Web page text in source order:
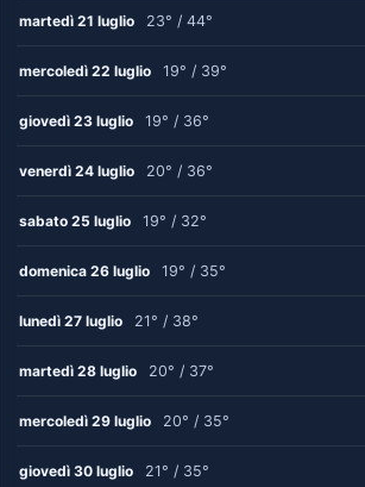
martedì 21 luglio 23° / 44°
mercoledì 22 luglio 19° / 39°
giovedì 23 luglio 19° / 36°
venerdì 24 luglio 20° / 36°
sabato 25 luglio 19° / 32°
domenica 26 luglio 19° / 35°
lunedì 27 luglio 21° / 38°
martedì 28 luglio 20° / 37°
mercoledì 29 luglio 20° / 35°
giovedì 30 luglio 21° / 35°